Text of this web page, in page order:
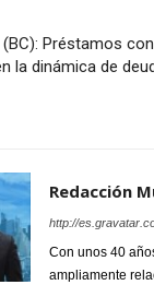
Préstamos
la dinámica de
Redacción
http://
Con unos 40
ampliamente